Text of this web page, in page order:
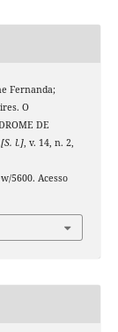
Fernanda;
O
DE
[S. l.], v. 14, n. 2,
5600. Acesso